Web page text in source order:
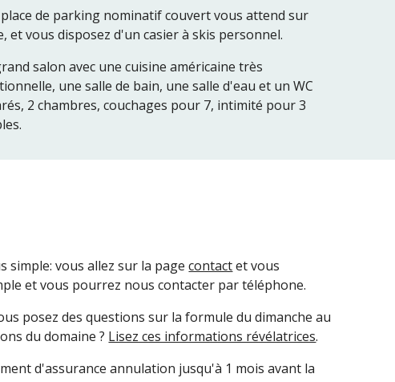
de parking nominatif couvert vous attend sur
et vous disposez d'un casier à skis personnel.
salon avec une cuisine américaine très
une salle de bain, une salle d'eau et un WC
2 chambres, couchages pour 7, intimité pour 3
simple: vous allez sur la pagecontactet vous
et vous pourrez nous contacter par téléphone.
posez des questions sur la formule du dimanche au
du domaine ? Lisez ces informations révélatrices.
d'assurance annulation jusqu'à 1 mois avant la